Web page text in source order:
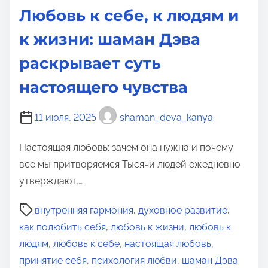
Любовь к себе, к людям и
к жизни: шаман Дэва
раскрывает суть
настоящего чувства
11 июля, 2025 shaman_deva_kanya
Настоящая любовь: зачем она нужна и почему
все мы притворяемся Тысячи людей ежедневно
утверждают,…
внутренняя гармония, духовное развитие,
как полюбить себя, любовь к жизни, любовь к
людям, любовь к себе, настоящая любовь,
принятие себя, психология любви, шаман Дэва
В
р
е
м